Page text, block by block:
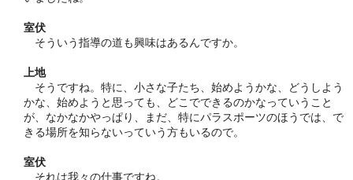
室伏
そういう指導の道も興味はあるんですか。
上地
そうですね。特に、小さな子たち、始めようかな、どうしよう
かな、始めようと思っても、どこでできるのかなっていうこと
が、なかなかやっぱり、まだ、特にパラスポーツのほうでは、で
きる場所を知らないっていう方もいるので。
室伏
それは我々の仕事ですね。